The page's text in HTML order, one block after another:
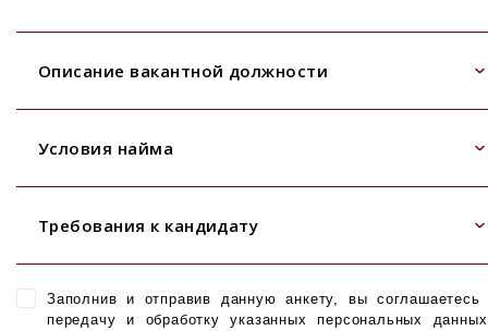
Описание вакантной должности
Условия найма
Требования к кандидату
Заполнив и отправив данную анкету, вы соглашаетесь
передачу и обработку указанных персональных